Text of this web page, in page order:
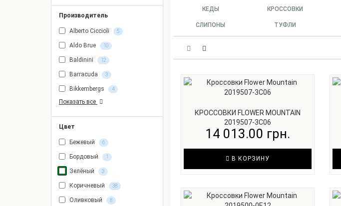
Производитель
Alberto Ciccioli 5
Aldo Brue 10
Baldinini 12
Barracuda 3
Bikkembergs 4
Показать все
Цвет
Бежевый 6
Бордовый 1
Зелёный 3
Коричневый 38
Оливковый 8
КЕДЫ КРОССОВКИ
СЛИПОНЫ ТУФЛИ
КРОССОВКИ FLOWER MOUNTAIN
2019507-3C06
14 013.00 грн.
В КОРЗИНУ